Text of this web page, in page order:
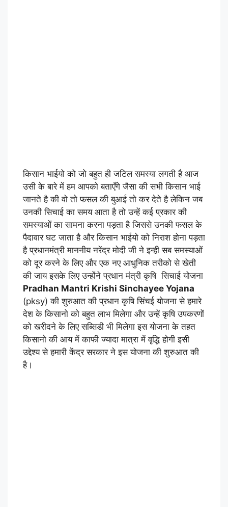
किसान भाईयो को जो बहुत ही जटिल समस्या लगती है आज
उसी के बारे में हम आपको बताएँगे जैसा की सभी किसान भाई
जानते है की वो तो फसल की बुआई तो कर देते है लेकिन जब
उनकी सिचाई का समय आता है तो उन्हें कई प्रकार की
समस्याओं का सामना करना पड़ता है जिससे उनकी फसल के
पैदावार घट जाता है और किसान भाईयो को निराश होना पड़ता
है प्रधानमंत्री माननीय नरेंद्र मोदी जी ने इन्ही सब समस्याओं
को दूर करने के लिए और एक नए आधुनिक तरीको से खेती
की जाय इसके लिए उन्होंने प्रधान मंत्री कृषि सिचाई योजना
Pradhan Mantri Krishi Sinchayee Yojana
(pksy) की शुरुआत की प्रधान कृषि सिंचई योजना से हमारे
देश के किसानो को बहुत लाभ मिलेगा और उन्हें कृषि उपकरणों
को खरीदने के लिए सब्सिडी भी मिलेगा इस योजना के तहत
किसानो की आय में काफी ज्यादा मात्रा में वृद्धि होगी इसी
उद्देश्य से हमारी केंद्र सरकार ने इस योजना की शुरुआत की
है।